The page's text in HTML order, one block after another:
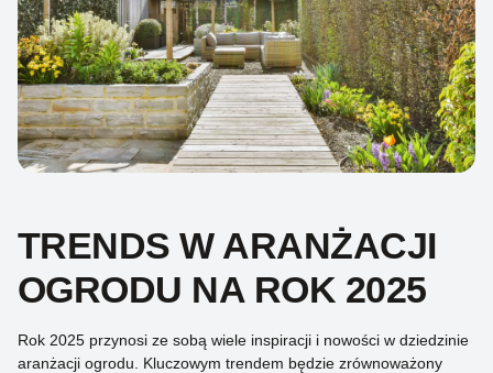
TRENDS W ARANŻACJI
OGRODU NA ROK 2025
Rok 2025 przynosi ze sobą wiele inspiracji i nowości w dziedzinie
aranżacji ogrodu. Kluczowym trendem będzie zrównoważony